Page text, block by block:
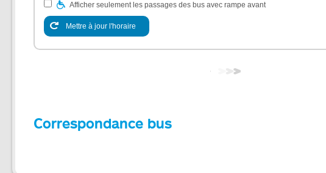
Afficher seulement les passages des bus avec rampe avant
Mettre à jour l'horaire
Correspondance bus